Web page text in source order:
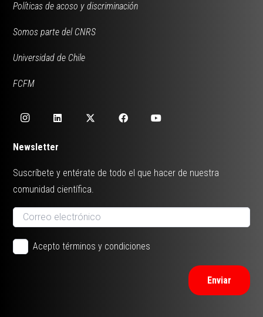
Políticas de acoso y discriminación
Somos parte del CNRS
Universidad de Chile
FCFM
Newsletter
Suscríbete y entérate de todo el que hacer de nuestra
comunidad científica.
Acepto términos y condiciones
Enviar